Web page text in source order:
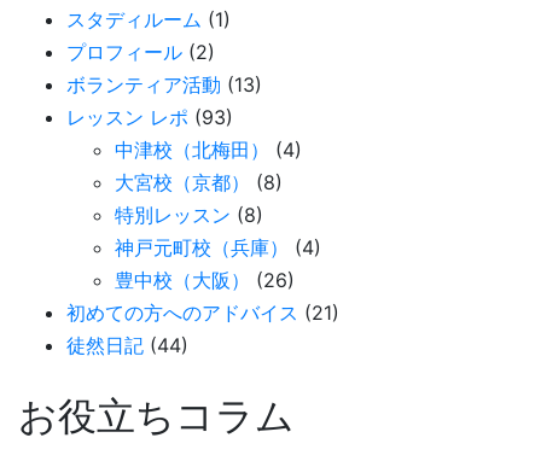
スタディルーム (1)
プロフィール (2)
ボランティア活動 (13)
レッスン レポ (93)
中津校（北梅田）
(4)
大宮校（京都）
(8)
特別レッスン (8)
神戸元町校（兵庫）
(4)
豊中校（大阪）
(26)
初めての方へのアドバイス (21)
徒然日記 (44)
お役立ちコラム